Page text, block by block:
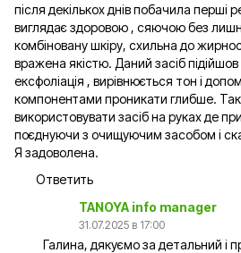
після декількох днів побачила перші
виглядає здоровою , сяючою без
комбіновану шкіру, схильна до
вражена якістю. Даний засіб підійшов
ексфоліація , вирівнюється тон і
компонентами проникати глибше.
використовувати засіб на руках де
поєднуючи з очищуючим засобом і
Я задоволена.
Ответить
TANOYA info manager
31.07.2025 в 17:00
Галина, дякуємо за детальний і